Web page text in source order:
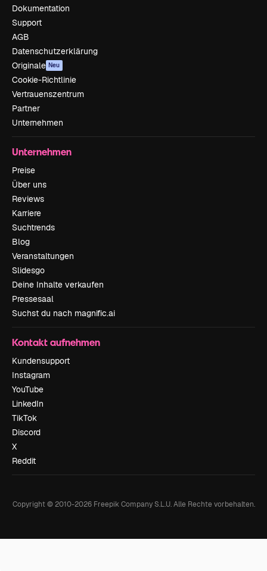
Dokumentation
Support
AGB
Datenschutzerklärung
Originale Neu
Cookie-Richtlinie
Vertrauenszentrum
Partner
Unternehmen
Unternehmen
Preise
Über uns
Reviews
Karriere
Suchtrends
Blog
Veranstaltungen
Slidesgo
Deine Inhalte verkaufen
Pressesaal
Suchst du nach magnific.ai
Kontakt aufnehmen
Kundensupport
Instagram
YouTube
LinkedIn
TikTok
Discord
X
Reddit
Copyright © 2010-2026Freepik Company S.L.U. Alle Rechte vorbehalten.